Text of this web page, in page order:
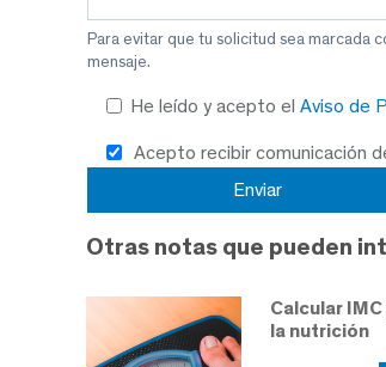
Para evitar que tu solicitud sea marcada
mensaje.
He leído y acepto el Aviso de
Acepto recibir comunicación
Otras notas que pueden
Calcular
la nutrición